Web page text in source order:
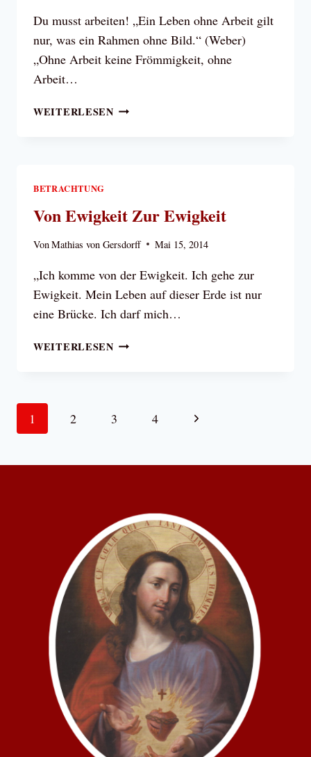
Du musst arbeiten! „Ein Leben ohne Arbeit gilt
nur, was ein Rahmen ohne Bild.“ (Weber)
„Ohne Arbeit keine Frömmigkeit, ohne
Arbeit…
WEITERLESENARBEIT
BETRACHTUNG
Von Ewigkeit Zur Ewigkeit
VonMathias von Gersdorff Mai 15, 2014
„Ich komme von der Ewigkeit. Ich gehe zur
Ewigkeit. Mein Leben auf dieser Erde ist nur
eine Brücke. Ich darf mich…
WEITERLESENVON
Seitennavigation
1 2 3 4
Nächste